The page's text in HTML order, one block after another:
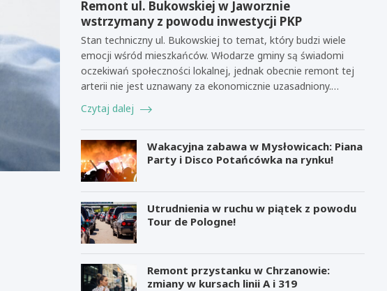
Remont ul. Bukowskiej w Jaworznie
wstrzymany z powodu inwestycji PKP
Stan techniczny ul. Bukowskiej to temat, który budzi wiele
emocji wśród mieszkańców. Włodarze gminy są świadomi
oczekiwań społeczności lokalnej, jednak obecnie remont tej
arterii nie jest uznawany za ekonomicznie uzasadniony.…
Czytaj dalej
Wakacyjna zabawa w Mysłowicach: Piana
Party i Disco Potańcówka na rynku!
Utrudnienia w ruchu w piątek z powodu
Tour de Pologne!
Remont przystanku w Chrzanowie:
zmiany w kursach linii A i 319